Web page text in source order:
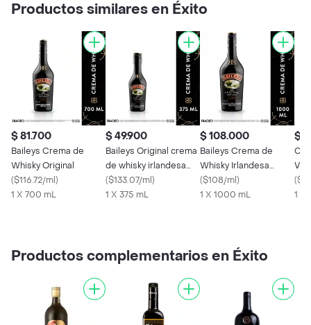
Productos similares en Éxito
$ 81.700
Baileys Crema de
Whisky Original
($116.72/ml)
1 X 700 mL
$ 49.900
Baileys Original crema
de whisky irlandesa
375 ml
($133.07/ml)
1 X 375 mL
$ 108.000
Baileys Crema de
Whisky Irlandesa
Original
($108/ml)
1 X 1000 mL
$
(
1 X
Productos complementarios en Éxito